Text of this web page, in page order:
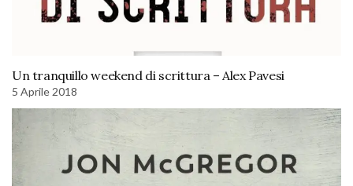
Un tranquillo weekend di scrittura – Alex Pavesi
5 Aprile 2018